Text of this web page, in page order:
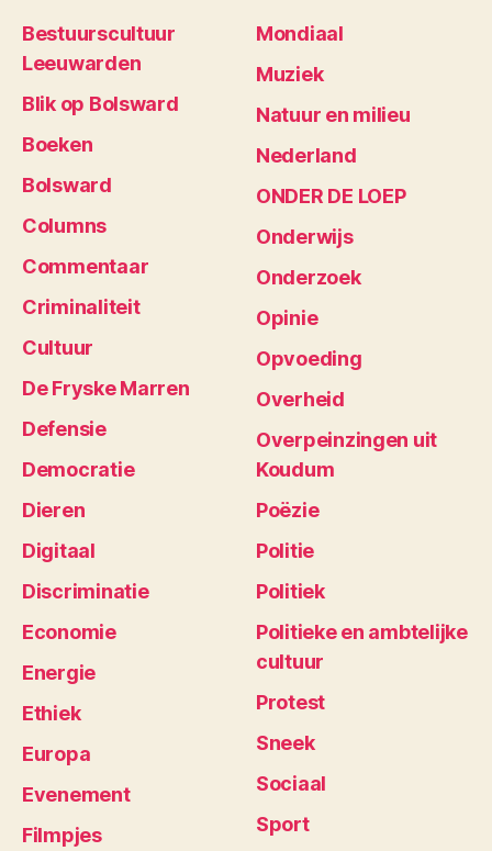
Bestuurscultuur
Leeuwarden
Blik op Bolsward
Boeken
Bolsward
Columns
Commentaar
Criminaliteit
Cultuur
De Fryske Marren
Defensie
Democratie
Dieren
Digitaal
Discriminatie
Economie
Energie
Ethiek
Europa
Evenement
Filmpjes
Mondiaal
Muziek
Natuur en milieu
Nederland
ONDER DE LOEP
Onderwijs
Onderzoek
Opinie
Opvoeding
Overheid
Overpeinzingen uit
Koudum
Poëzie
Politie
Politiek
Politieke en ambtelijke
cultuur
Protest
Sneek
Sociaal
Sport